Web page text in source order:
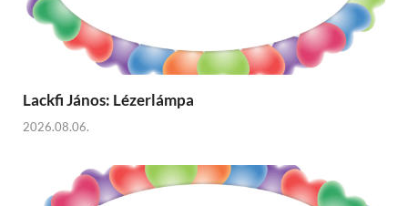
Lackfi János: Lézerlámpa
2026.08.06.